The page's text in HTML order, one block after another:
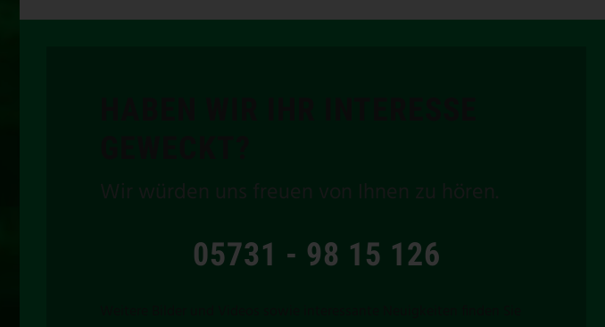
05731 - 98 15 126